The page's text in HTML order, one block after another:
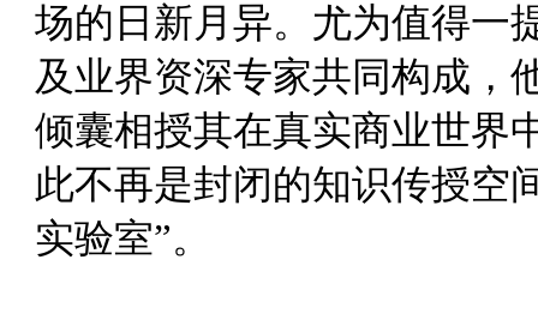
场的日新月异。尤为值得一
及业界资深专家共同构成，
倾囊相授其在真实商业世界
此不再是封闭的知识传授空
实验室”。